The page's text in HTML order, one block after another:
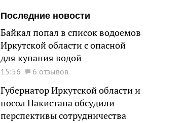
Последние новости
Байкал попал в список водоемов
Иркутской области с опасной
для купания водой
15:56 6 отзывов
Губернатор Иркутской области и
посол Пакистана обсудили
перспективы сотрудничества